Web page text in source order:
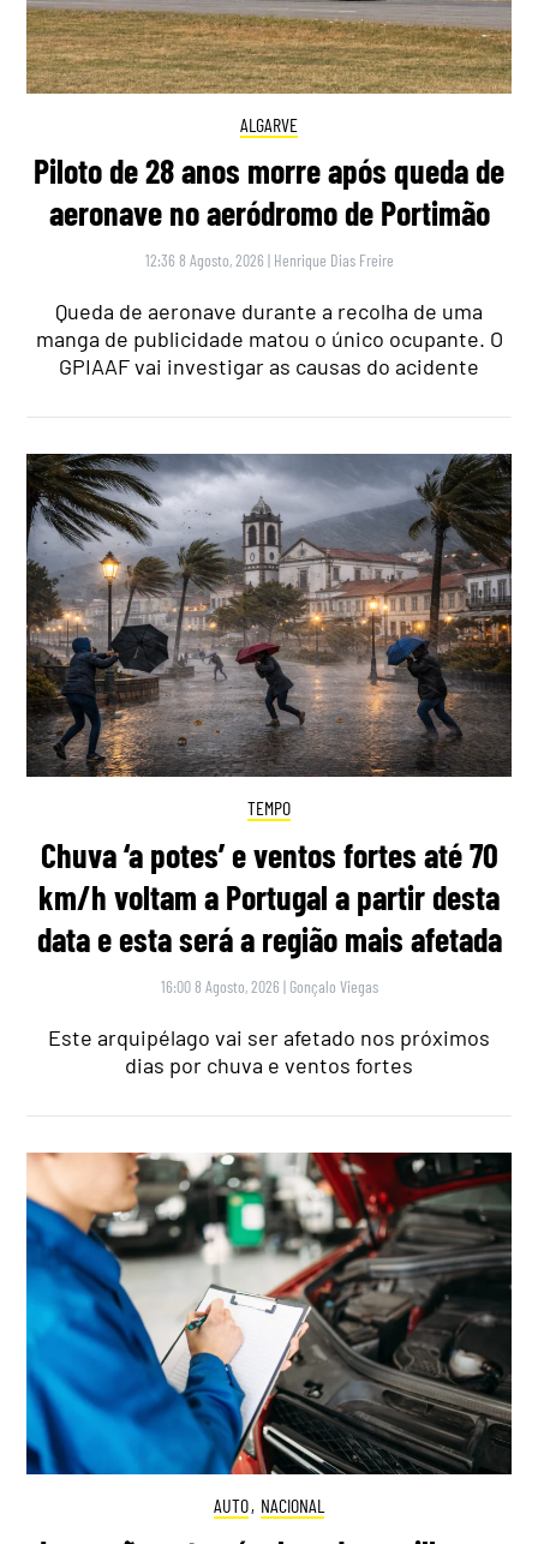
ALGARVE
Piloto de 28 anos morre após queda de
aeronave no aeródromo de Portimão
12:36 8 Agosto, 2026 | Henrique Dias Freire
Queda de aeronave durante a recolha de uma
manga de publicidade matou o único ocupante. O
GPIAAF vai investigar as causas do acidente
TEMPO
Chuva ‘a potes’ e ventos fortes até 70
km/h voltam a Portugal a partir desta
data e esta será a região mais afetada
16:00 8 Agosto, 2026 | Gonçalo Viegas
Este arquipélago vai ser afetado nos próximos
dias por chuva e ventos fortes
AUTO, NACIONAL